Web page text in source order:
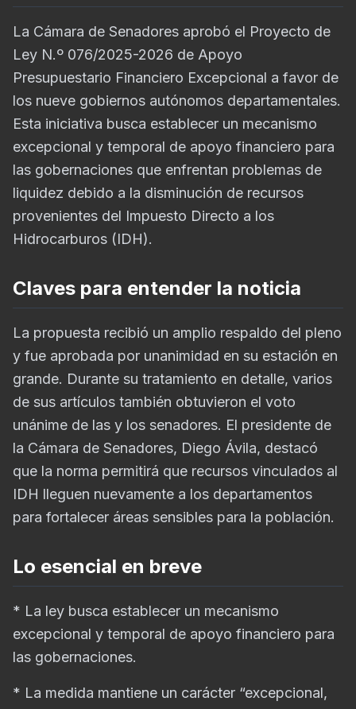
La Cámara de Senadores aprobó el Proyecto de
Ley N.º 076/2025-2026 de Apoyo
Presupuestario Financiero Excepcional a favor de
los nueve gobiernos autónomos departamentales.
Esta iniciativa busca establecer un mecanismo
excepcional y temporal de apoyo financiero para
las gobernaciones que enfrentan problemas de
liquidez debido a la disminución de recursos
provenientes del Impuesto Directo a los
Hidrocarburos (IDH).
Claves para entender la noticia
La propuesta recibió un amplio respaldo del pleno
y fue aprobada por unanimidad en su estación en
grande. Durante su tratamiento en detalle, varios
de sus artículos también obtuvieron el voto
unánime de las y los senadores. El presidente de
la Cámara de Senadores, Diego Ávila, destacó
que la norma permitirá que recursos vinculados al
IDH lleguen nuevamente a los departamentos
para fortalecer áreas sensibles para la población.
Lo esencial en breve
* La ley busca establecer un mecanismo
excepcional y temporal de apoyo financiero para
las gobernaciones.
* La medida mantiene un carácter “excepcional,